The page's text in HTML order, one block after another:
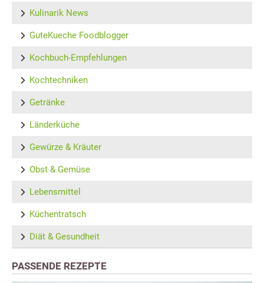
Kulinarik News
GuteKueche Foodblogger
Kochbuch-Empfehlungen
Kochtechniken
Getränke
Länderküche
Gewürze & Kräuter
Obst & Gemüse
Lebensmittel
Küchentratsch
Diät & Gesundheit
PASSENDE REZEPTE